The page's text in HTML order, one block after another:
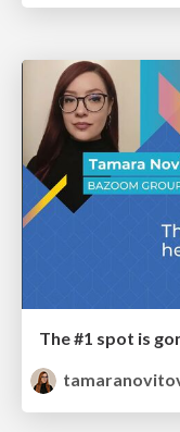
The #1 spot is